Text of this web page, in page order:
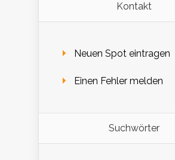
Kontakt
Neuen Spot eintragen
Einen Fehler melden
Suchwörter